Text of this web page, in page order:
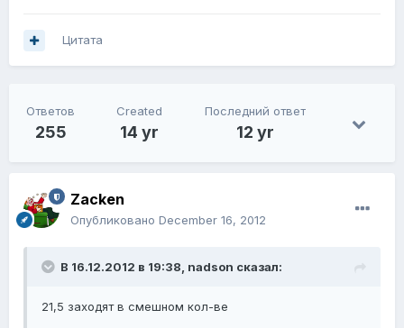
Цитата
Ответов
255
Created
14 yr
Последний ответ
12 yr
Zacken
Опубликовано December 16, 2012
В 16.12.2012 в 19:38, nadson сказал:
21,5 заходят в смешном кол-ве